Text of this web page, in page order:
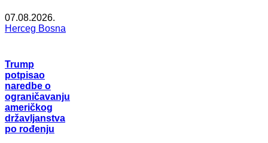
07.08.2026.
Herceg Bosna
Trump
potpisao
naredbe o
ograničavanju
američkog
državljanstva
po rođenju